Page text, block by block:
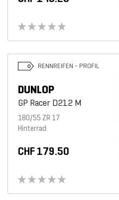
RENNREIFEN - PROFIL
DUNLOP
GP Racer D212 M
180/55 ZR 17
Hinterrad
CHF 179.50